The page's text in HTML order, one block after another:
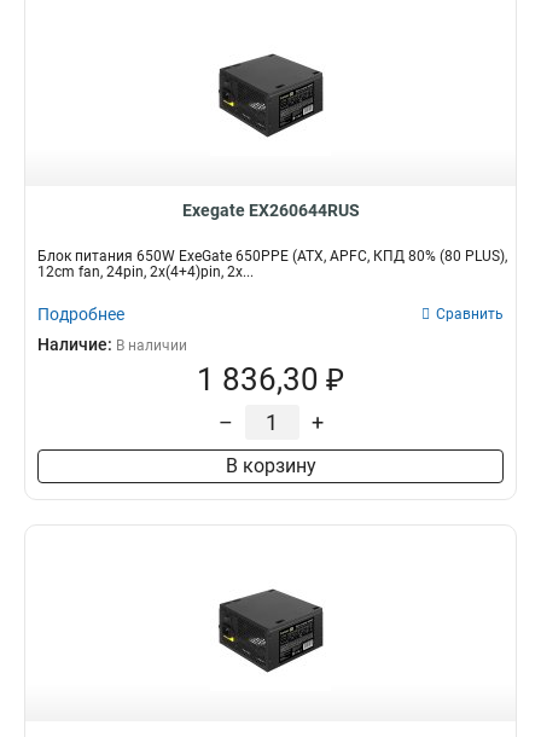
Exegate EX260644RUS
Блок питания 650W ExeGate 650PPE (ATX, APFC, КПД 80% (80 PLUS),
12cm fan, 24pin, 2x(4+4)pin, 2x...
Подробнее Сравнить
Наличие: В наличии
1 836,30 ₽
– +
В корзину